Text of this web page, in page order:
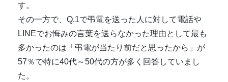
す。
その一方で、Q.1で弔電を送った人に対して電話や
LINEでお悔みの言葉を送らなかった理由として最も
多かったのは「弔電が当たり前だと思ったから」が
57％で特に40代～50代の方が多く回答していまし
た。